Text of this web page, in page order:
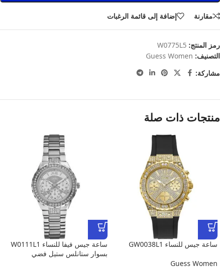
مقارنة إضافة إلى قائمة الرغبات
رمز المنتج: W0775L5
التصنيف: Guess Women
مشاركة:
منتجات ذات صلة
ساعة جيس للنساء GW0038L1
Guess Women
ساعة جيس فيفا للنساء W0111L1
بسوار ستانلس ستيل فضي